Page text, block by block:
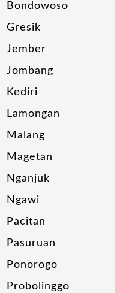
Bondowoso
Gresik
Jember
Jombang
Kediri
Lamongan
Malang
Magetan
Nganjuk
Ngawi
Pacitan
Pasuruan
Ponorogo
Probolinggo